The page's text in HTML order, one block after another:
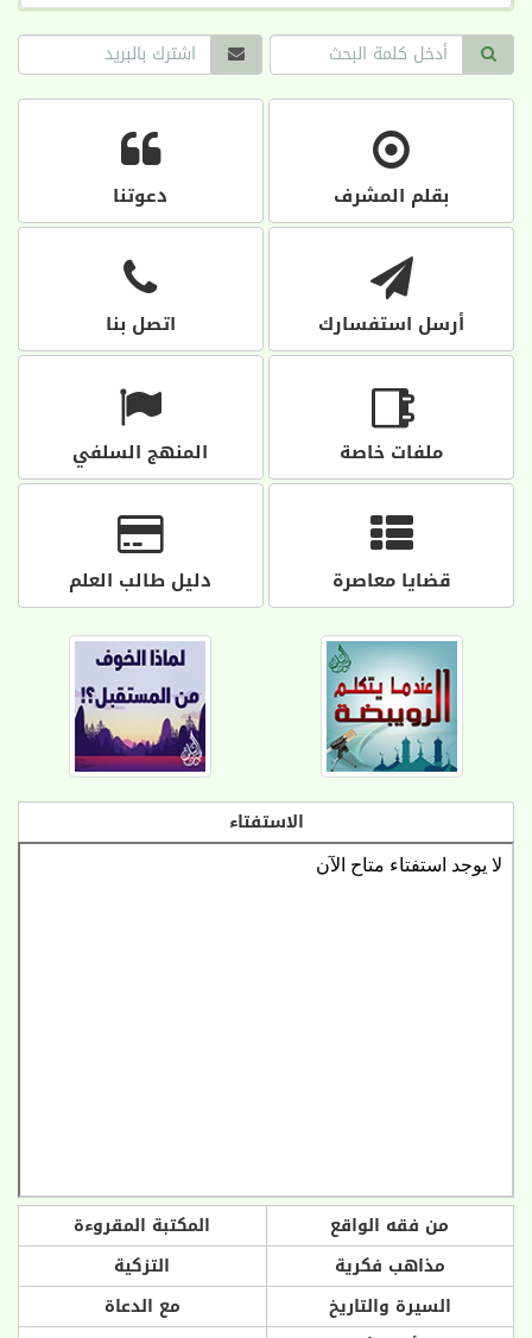
بقلم المشرف دعوتنا
أرسل استفسارك اتصل بنا
ملفات خاصة المنهج السلفي
قضايا معاصرة دليل طالب العلم
الاستفتاء
من فقه الواقع
المكتبة المقروءة
مذاهب فكرية
التزكية
السيرة والتاريخ
مع الدعاة